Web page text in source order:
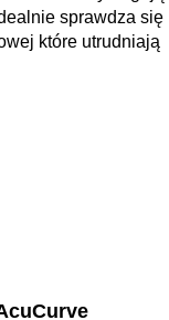
sprawdza się
które utrudniają